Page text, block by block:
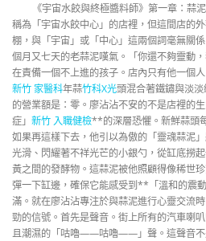
《宇宙水餃與終極醬料師》第一章：蒜
稱為「宇宙水餃中心」的店裡，但這間店的
棚，與「宇宙」或「中心」這兩個詞毫無關
個月又七天的老蒜泥嘆氣。「你還不夠靈動
在責備一個不上進的孩子。店內只有他一個
新竹 家醫科年蒜竹科X光頭混合著鐵鏽與淡
的營業額是：零。廖沾沾不安的不是店裡的
症」 新竹 入職健檢**的深層恐懼。新鮮蒜頭
如果再這樣下去，他引以為傲的「靈魂蒜泥
光滑、閃耀著不祥光芒的小銀勺，從缸底撈
黃之間的發酵物。這蒜泥被他照顧得像稀世
彈一下缸邊，確保它能感受到**「溫和的震
滿。就在廖沾沾專注於與蒜泥進行心靈交流
勁的信號。首先是聲音。街上所有的汽車喇
且潮濕的「咕嚕——咕嚕——」聲。這聲音不